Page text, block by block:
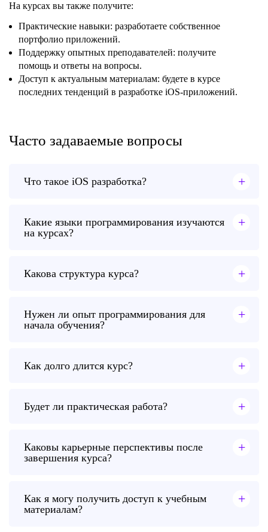
На курсах вы также получите:
Практические навыки: разработаете собственное
портфолио приложений.
Поддержку опытных преподавателей: получите
помощь и ответы на вопросы.
Доступ к актуальным материалам: будете в курсе
последних тенденций в разработке iOS-приложений.
Часто задаваемые вопросы
Что такое iOS разработка? +
Какие языки программирования изучаются
на курсах?
+
Какова структура курса? +
Нужен ли опыт программирования для
начала обучения?
+
Как долго длится курс? +
Будет ли практическая работа? +
Каковы карьерные перспективы после
завершения курса?
+
Как я могу получить доступ к учебным
материалам?
+